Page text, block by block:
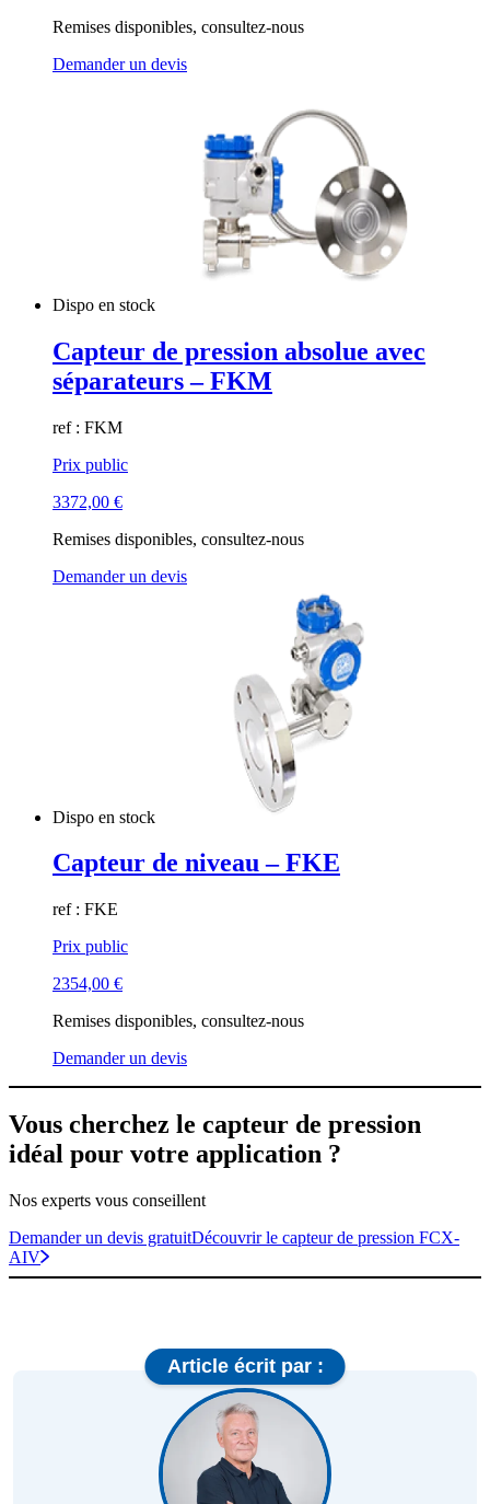
Remises disponibles, consultez-nous
Demander un devis
Dispo en stock
Capteur de pression absolue avec
séparateurs – FKM
ref : FKM
Prix public
3372,00 €
Remises disponibles, consultez-nous
Demander un devis
Dispo en stock
Capteur de niveau – FKE
ref : FKE
Prix public
2354,00 €
Remises disponibles, consultez-nous
Demander un devis
Vous cherchez le capteur de pression
idéal pour votre application ?
Nos experts vous conseillent
Demander un devis gratuitDécouvrir le capteur de pression FCX-
AIV
Article écrit par :